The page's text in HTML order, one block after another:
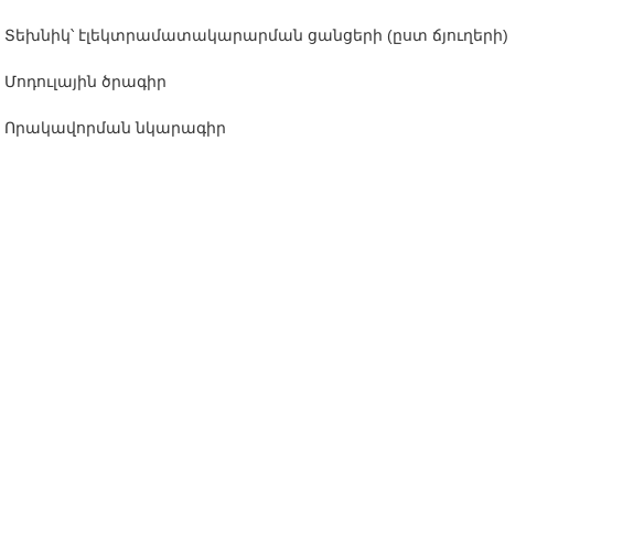
Տեխնիկ՝ էլեկտրամատակարարման ցանցերի (ըստ ճյուղերի)
Մոդուլային ծրագիր
Որակավորման նկարագիր